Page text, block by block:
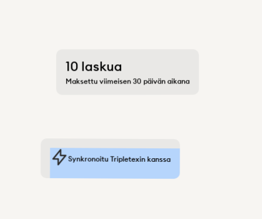
Synkronoitu Tripletexin kanssa
10 laskua
Maksettu viimeisen 30 päivän aikana